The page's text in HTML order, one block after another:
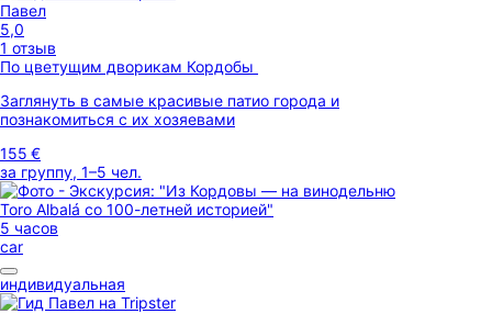
Павел
5,0
1 отзыв
По цветущим дворикам Кордобы
Заглянуть в самые красивые патио города и
познакомиться с их хозяевами
155 €
за группу, 1–5 чел.
5 часов
car
индивидуальная